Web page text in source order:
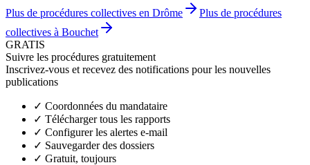
Plus de procédures collectives en Drôme
Plus de procédures
collectives à Bouchet
GRATIS
Suivre les procédures gratuitement
Inscrivez-vous et recevez des notifications pour les nouvelles
publications
✓ Coordonnées du mandataire
✓ Télécharger tous les rapports
✓ Configurer les alertes e-mail
✓ Sauvegarder des dossiers
✓ Gratuit, toujours